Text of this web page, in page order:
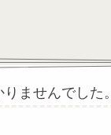
ませんでした。